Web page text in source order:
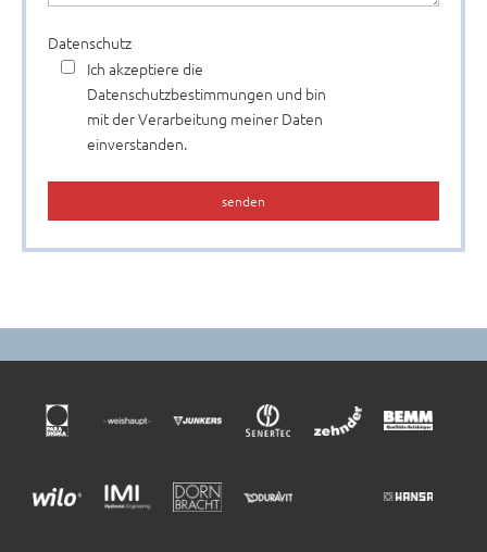
lasse
dieses
Datenschutz
Ich akzeptiere die
Datenschutzbestimmungen und bin
mit der Verarbeitung meiner Daten
einverstanden.